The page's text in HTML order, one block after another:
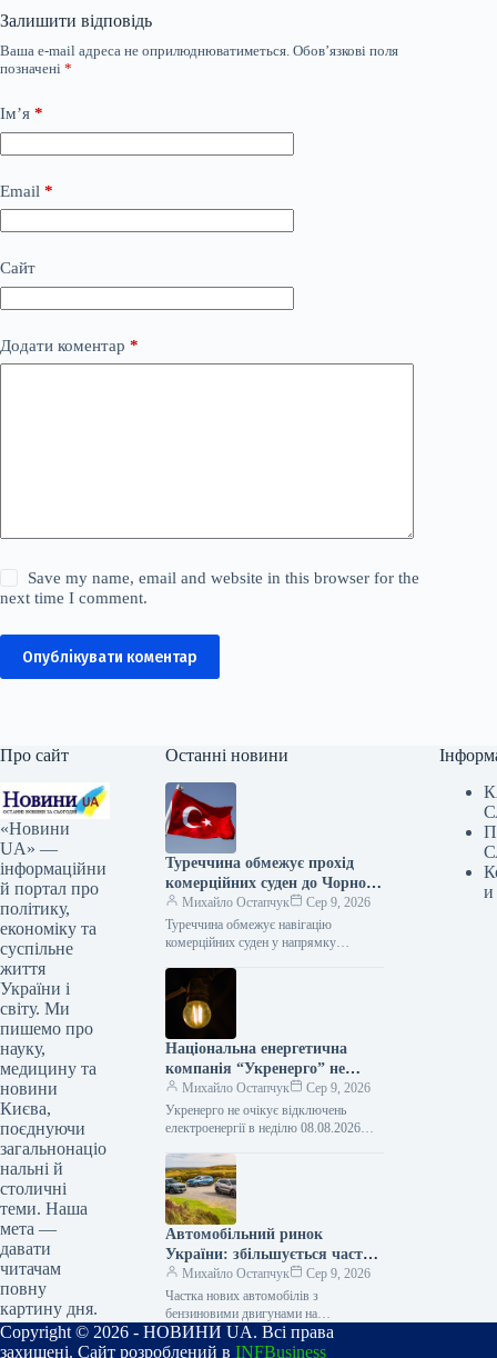
Залишити відповідь
Ваша e-mail адреса не оприлюднюватиметься. Обов’язкові поля
позначені *
Ім’я *
Email *
Сайт
Додати коментар *
Save my name, email and website in this browser for the
next time I comment.
Опублікувати коментар
Про сайт
«Новини
UA» —
інформаційни
й портал про
політику,
економіку та
суспільне
життя
України і
світу. Ми
пишемо про
науку,
медицину та
новини
Києва,
поєднуючи
загальнонаціо
нальні й
столичні
теми. Наша
мета —
давати
читачам
повну
картину дня.
Останні новини
Туреччина обмежує прохід
комерційних суден до Чорного
моряМихайло Остапчук
Сер 9, 2026
Туреччина обмежує навігацію
комерційних суден у напрямку
16:33 Укрінформ Туреччина накладає
обмеження на пересування
комерційних…
Національна енергетична
компанія “Укренерго” не
очікує відключень
електроенергії в неділю.
Михайло Остапчук
Сер 9, 2026
Укренерго не очікує відключень
електроенергії в неділю 08.08.2026
серпня, не передбачається обмеження
використання…
Автомобільний ринок
України: збільшується частка
нових автомобілів з
бензиновими двигунами –
Укравтопром
Михайло Остапчук
Сер 9, 2026
Частка нових автомобілів з
бензиновими двигунами на
українському ринку демонструє
зростання – Укравтопром 08.08.2026
и
Copyright © 2026 - НОВИНИ UA. Всі права
захищені. Сайт розроблений в INFBusiness